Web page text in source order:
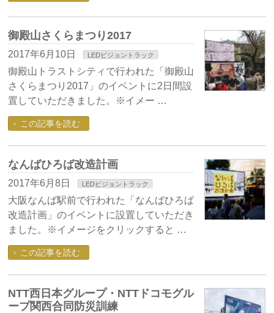
御殿山さくらまつり2017
2017年6月10日 LEDビジョントラック
御殿山トラストシティで行われた「御殿山
さくらまつり2017」のイベントに2日間設
置していただきました。※イメー …
この記事を読む
なんばひろば改造計画
2017年6月8日 LEDビジョントラック
大阪なんば駅前で行われた「なんばひろば
改造計画」のイベントに設置していただき
ました。※イメージをクリックすると …
この記事を読む
NTT西日本グループ・NTTドコモグル
ープ関西合同防災訓練